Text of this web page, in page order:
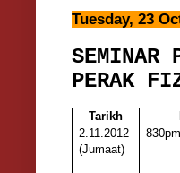
Tuesday, 23
SEMINAR
PERAK
Tarikh
2.11.2012
(Jumaat)